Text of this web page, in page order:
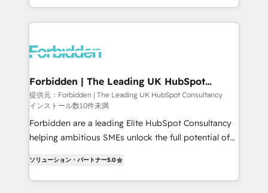
OneMetric, we help revenue teams focus on the
OneMetric that matters most: revenue.
Architecture : alignement des équipes, pipeline
prévisible, croissance mesurable. 🔌 Intégrations
Dynamics..), VOIP (Aircall, Ringover, Modjo), Shopify,
Extensions (React), Serverless Node.js, Custom
Objects, thèmes HubL, agents IA & Breeze AI. 🎯
Secteurs : Industrie, Distribution B2B, SaaS, Services
B2B, Immobilier, Viticulture, Finance. 🚀 Nos livrables
: migration sécurisée, implémentation Marketing +
HubSpot temps réel, formation équipes. 🏆 +350
projets livrés. Accrédités HubSpot CRM
Forbidden | The Leading UK HubSpot
Consultancy
提供元：Forbidden | The Leading UK HubSpot Consultancy
インストール数10件未満
Forbidden are a leading Elite HubSpot Consultancy
helping ambitious SMEs unlock the full potential of
but never see the ROI they expected due to poor
adoption, messy data, and disconnected teams
ソリューション・パートナー5.0